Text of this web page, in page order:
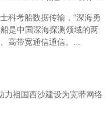
科考船数据传输，“深海勇
是中国深海探测领域的两
高带宽通信通信。...
力祖国西沙建设为宽带网络